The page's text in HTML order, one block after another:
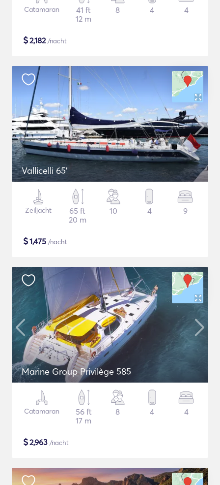
Catamaran
41 ft
12 m
8 4 4
$2,182/nacht
Vallicelli 65'
Zeiljacht
65 ft
20 m
10 4 9
$1,475 /nacht
Marine Group Privilège 585
Catamaran
56 ft
17 m
8 4 4
$2,963 /nacht